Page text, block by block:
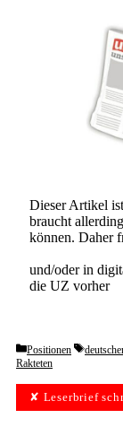
Dieser Artikel
braucht
können. Daher
und/oder in
die UZ vorher
Categories
Positionen Tags
Rakteten
✘ Leserbrief